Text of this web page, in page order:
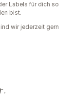
Labels für dich so
bist.
wir jederzeit gern